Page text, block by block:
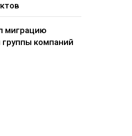
миграцию
компаний